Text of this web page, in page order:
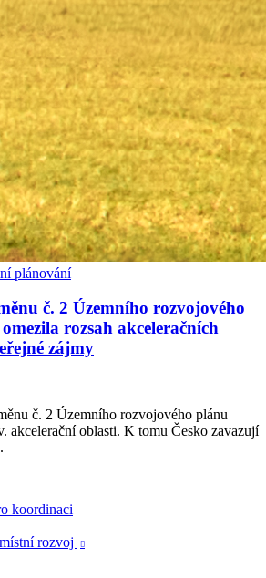
plánování
č. 2 Územního rozvojového
rozsah akceleračních
zájmy
č. 2 Územního rozvojového plánu
akcelerační oblasti. K tomu Česko zavazují
koordinaci
rozvoj
